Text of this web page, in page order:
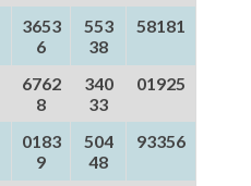
3653
6
553
38
58181
6762
8
340
33
01925
0183
9
504
48
93356